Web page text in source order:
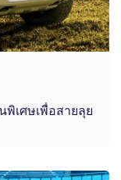
พิเศษเพื่อสายลุย